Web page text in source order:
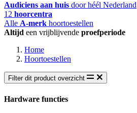
Audiciens aan huis door héél Nederland
12 hoorcentra
Alle A-merk hoortoestellen
Altijd een vrijblijvende proefperiode
Home
Hoortoestellen
Filter dit product overzicht
Hardware functies